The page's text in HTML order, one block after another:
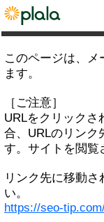
このページは、
ます。
［ご注意］
URLをクリックさ
合、URLのリンク
す。サイトを閲覧
リンク先に移動
い。
https://seo-